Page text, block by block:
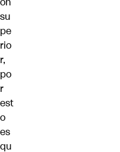
su
pe
rio
r,
po
r
est
o
es
qu